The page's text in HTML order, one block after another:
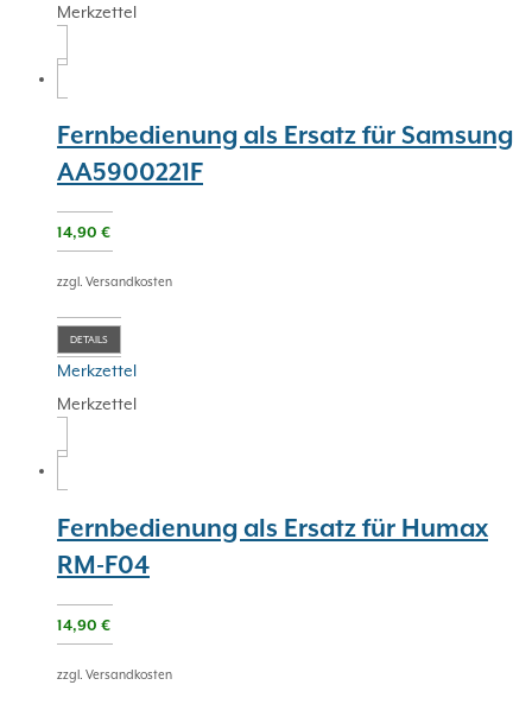
Merkzettel
Fernbedienung als Ersatz für Samsung
AA5900221F
14,90 €
zzgl. Versandkosten
DETAILS
Merkzettel
Merkzettel
Fernbedienung als Ersatz für Humax
RM-F04
14,90 €
zzgl. Versandkosten